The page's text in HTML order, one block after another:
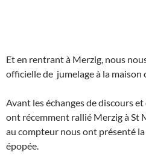
Et en rentrant à Merzig, nous
officielle de jumelage à la
Avant les échanges de discours
ont récemment rallié Merzig à St
au compteur nous ont présenté
épopée.